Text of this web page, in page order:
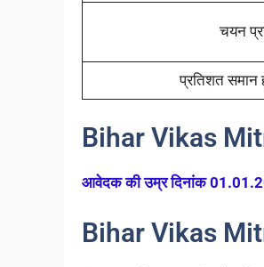
चयन
प्रतिशत समान
Bihar Vikas
आवेदक की उम्र दिनांक
Bihar Vikas